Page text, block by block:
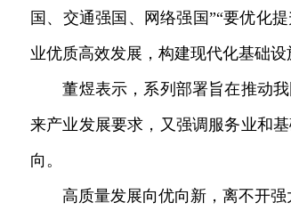
国、交通强国、网络强国”“要优化
业优质高效发展，构建现代化基础设
董煜表示，系列部署旨在推动我
来产业发展要求，又强调服务业和
向。
高质量发展向优向新，离不开强